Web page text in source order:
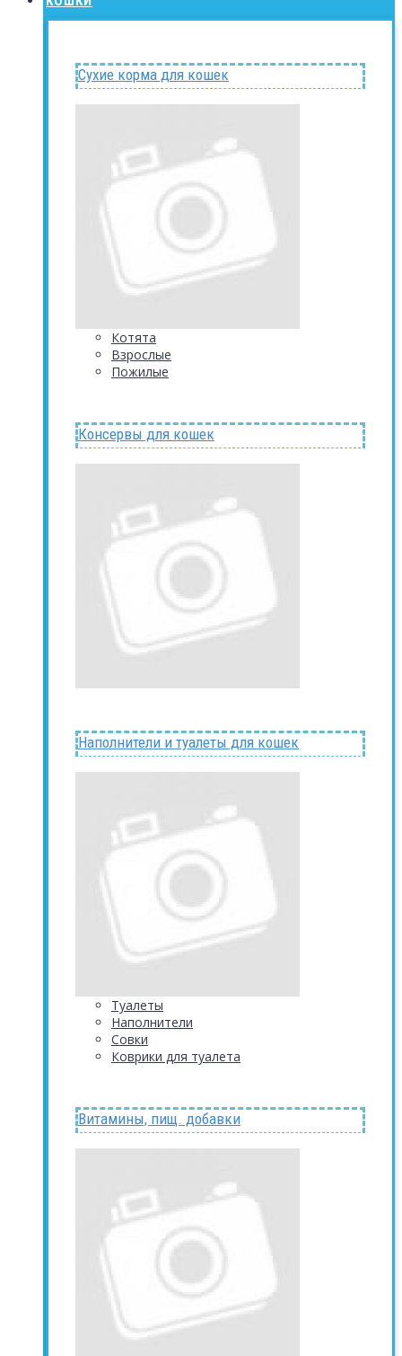
Сухие корма для кошек
Котята
Взрослые
Пожилые
Консервы для кошек
Наполнители и туалеты для кошек
Туалеты
Наполнители
Совки
Коврики для туалета
Витамины, пищ. добавки